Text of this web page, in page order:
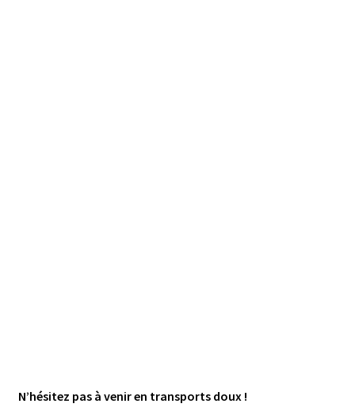
N’hésitez pas à venir en transports doux !